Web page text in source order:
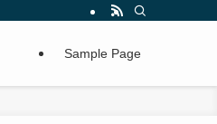
Sample Page